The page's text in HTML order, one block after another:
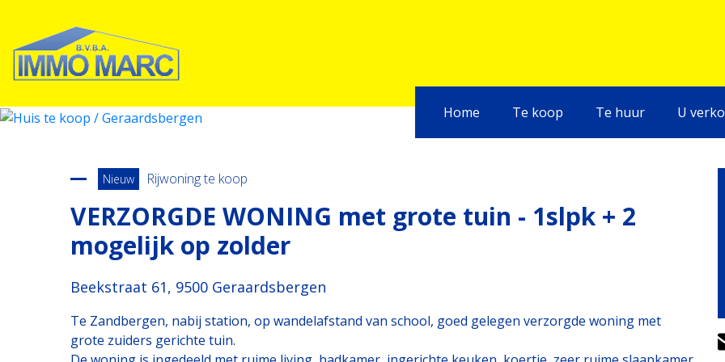
Home Te koop Te huur U
Terug naar overzicht
Nieuw Rijwoning te koop
VERZORGDE WONING met grote tuin - 1slpk + 2
mogelijk op zolder
Beekstraat 61, 9500 Geraardsbergen
Te Zandbergen, nabij station, op wandelafstand van school, goed gelegen verzorgde woning met
grote zuiders gerichte tuin.